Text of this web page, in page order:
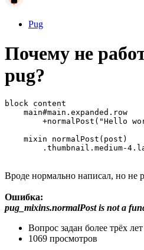
Pug
Почему не
pug?
block content
    main#main.expanded.row
    mixin normalPost(post)
.thumbnail.medium-
Вроде нормально написал, но не
Ошибка:
pug_mixins.normalPost is not a
Вопрос задан более трёх
1069 просмотров